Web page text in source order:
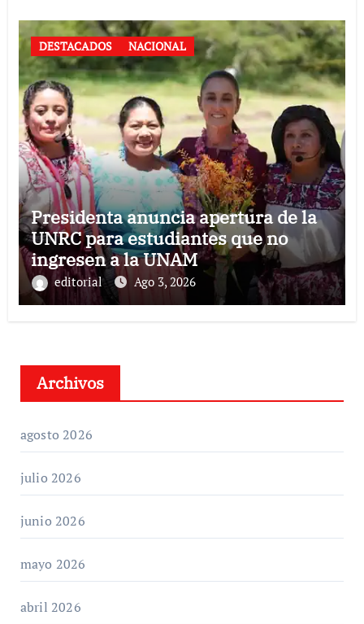
DESTACADOS NACIONAL
Presidenta anuncia apertura de la
UNRC para estudiantes que no
ingresen a la UNAM
editorial Ago 3, 2026
Archivos
agosto 2026
julio 2026
junio 2026
mayo 2026
abril 2026